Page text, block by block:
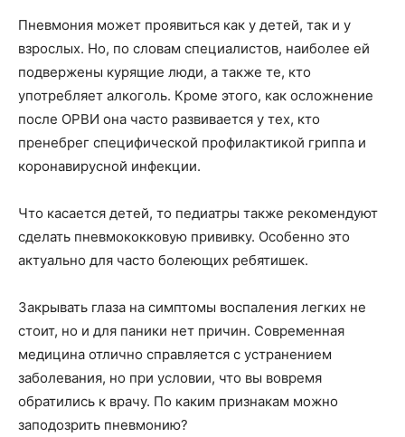
Пневмония может проявиться как у детей, так и у
взрослых. Но, по словам специалистов, наиболее ей
подвержены курящие люди, а также те, кто
употребляет алкоголь. Кроме этого, как осложнение
после ОРВИ она часто развивается у тех, кто
пренебрег специфической профилактикой гриппа и
коронавирусной инфекции.
Что касается детей, то педиатры также рекомендуют
сделать пневмококковую прививку. Особенно это
актуально для часто болеющих ребятишек.
Закрывать глаза на симптомы воспаления легких не
стоит, но и для паники нет причин. Современная
медицина отлично справляется с устранением
заболевания, но при условии, что вы вовремя
обратились к врачу. По каким признакам можно
заподозрить пневмонию?